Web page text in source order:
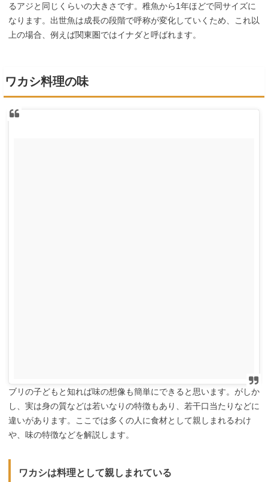
るアジと同じくらいの大きさです。稚魚から1年ほどで同サイズに
なります。出世魚は成長の段階で呼称が変化していくため、これ以
上の場合、例えば関東圏ではイナダと呼ばれます。
ワカシ料理の味
ブリの子どもと知れば味の想像も簡単にできると思います。がしか
し、実は身の質などは若いなりの特徴もあり、若干口当たりなどに
違いがあります。ここでは多くの人に食材として親しまれるわけ
や、味の特徴などを解説します。
ワカシは料理として親しまれている